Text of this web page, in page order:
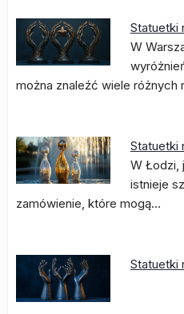
Statuetki
W
można znaleźć wiele różnych
Statuetki
W Łodzi,
istnieje
zamówienie, które mogą…
Statuetki